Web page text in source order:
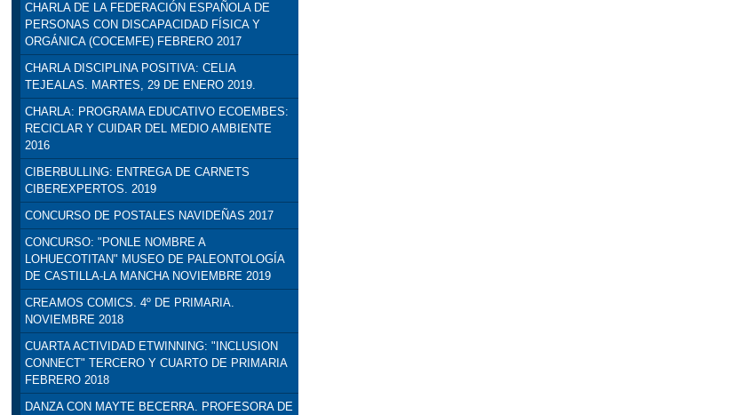
CHARLA DE LA FEDERACIÓN ESPAÑOLA DE
PERSONAS CON DISCAPACIDAD FÍSICA Y
ORGÁNICA (COCEMFE) FEBRERO 2017
CHARLA DISCIPLINA POSITIVA: CELIA
TEJEALAS. MARTES, 29 DE ENERO 2019.
CHARLA: PROGRAMA EDUCATIVO ECOEMBES:
RECICLAR Y CUIDAR DEL MEDIO AMBIENTE
2016
CIBERBULLING: ENTREGA DE CARNETS
CIBEREXPERTOS. 2019
CONCURSO DE POSTALES NAVIDEÑAS 2017
CONCURSO: "PONLE NOMBRE A
LOHUECOTITAN" MUSEO DE PALEONTOLOGÍA
DE CASTILLA-LA MANCHA NOVIEMBRE 2019
CREAMOS COMICS. 4º DE PRIMARIA.
NOVIEMBRE 2018
CUARTA ACTIVIDAD ETWINNING: "INCLUSION
CONNECT" TERCERO Y CUARTO DE PRIMARIA
FEBRERO 2018
DANZA CON MAYTE BECERRA. PROFESORA DE